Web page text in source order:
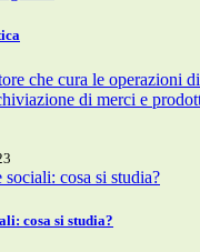
che cura le operazioni
di merci e
cosa si studia?